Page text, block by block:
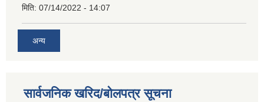
मिति: 07/14/2022 - 14:07
अन्य
सार्वजनिक खरिद/बोलपत्र सूचना